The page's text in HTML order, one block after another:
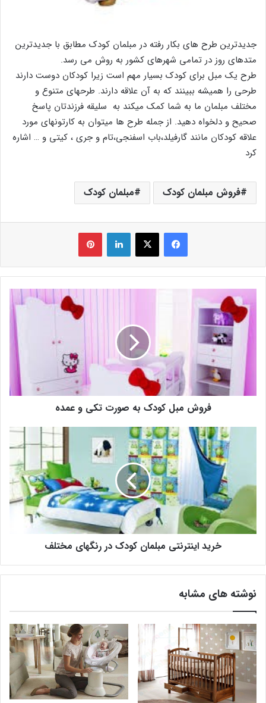
جدیدترین طرح های بکار رفته در مبلمان کودک مطابق با جدیدترین
متدهای روز در تمامی شهرهای کشور به روش می رسد.
طرح یک مبل برای کودک بسیار مهم است زیرا کودکان دوست دارند
طرحی را همیشه ببینند که به آن علاقه دارند. طرحهای متنوع و
مختلف مبلمان ما به شما کمک میکند به سلیقه فرزندتان پاسخ
صحیح و دلخواه دهید. از جمله طرح ها میتوان به کارتونهای مورد
علاقه کودکان مانند گارفیلد،باب اسفنجی،تام و جری ، کیتی و … اشاره
کرد
فروش مبلمان کودک مبلمان کودک
فیس بوک X لینکدین ‫پین‌ترست
فروش مبل کودک به صورت تکی و عمده
خرید اینترنتی مبلمان کودک در رنگهای مختلف
نوشته های مشابه